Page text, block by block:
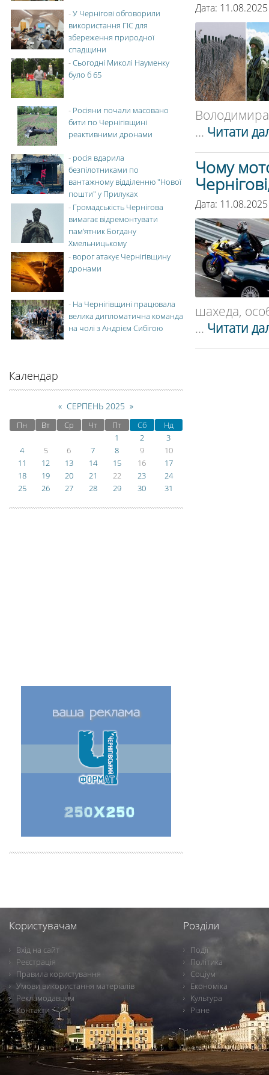
Дата:
... Читати
Чому
Дата:
шахеда,
... Читати
-У Чернігові обговорили
використання ГІС для
збереження природної
спадщини
-Сьогодні Миколі Науменку
було б 65
- Росіяни почали масовано
бити по Чернігівщині
реактивними дронами
- росія вдарила
безпілотниками по
вантажному відділенню "Нової
пошти" у Прилуках
- Громадськість Чернігова
вимагає відремонтувати
пам’ятник Богдану
Хмельницькому
- ворог атакує Чернігівщину
дронами
- На Чернігівщині працювала
велика дипломатична команда
на чолі з Андрієм Сибігою
Календар
« СЕРПЕНЬ 2025 »
Пн Вт Ср Чт Пт Сб
Нд
1
2
3
4
5 6 7 8 9
10
11
12 13 14 15 16
17
18
19 20 21 22 23
24
25
26 27 28 29 30 31
Користувачам
Вхід на сайт
Реєстрація
Правила користування
Умови використання матеріалів
Рекламодавцям
Контакти
Розділи
Події
Політика
Соціум
Економіка
Культура
Різне